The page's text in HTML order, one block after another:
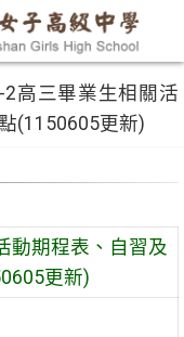
2高三畢業生相關活
(1150605更新)
動期程表、自習及
更新)